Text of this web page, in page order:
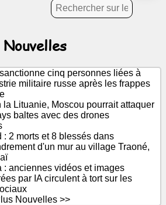
Nouvelles
cinq personnes liées à
militaire russe après les frappes
la Lituanie, Moscou pourrait attaquer
baltes avec des drones
: 2 morts et 8 blessés dans
d'un mur au village Traoné,
: anciennes vidéos et images
par IA circulent à tort sur les
Nouvelles >>